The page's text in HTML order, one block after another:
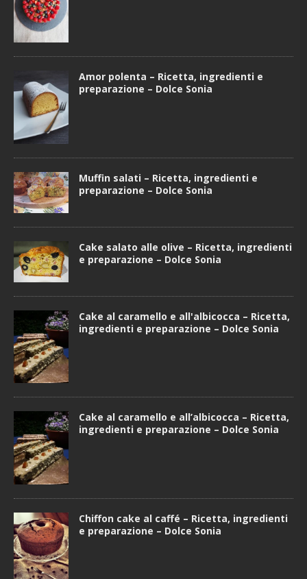
Amor polenta – Ricetta, ingredienti e
preparazione – Dolce Sonia
Muffin salati – Ricetta, ingredienti e
preparazione – Dolce Sonia
Cake salato alle olive – Ricetta, ingredienti
e preparazione – Dolce Sonia
Cake al caramello e all'albicocca – Ricetta,
ingredienti e preparazione – Dolce Sonia
Cake al caramello e all’albicocca – Ricetta,
ingredienti e preparazione – Dolce Sonia
Chiffon cake al caffé – Ricetta, ingredienti
e preparazione – Dolce Sonia